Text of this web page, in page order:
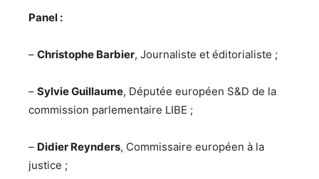
Panel :
– Christophe Barbier, Journaliste et éditorialiste ;
– Sylvie Guillaume, Députée européen S&D de la
commission parlementaire LIBE ;
– Didier Reynders, Commissaire européen à la
justice ;